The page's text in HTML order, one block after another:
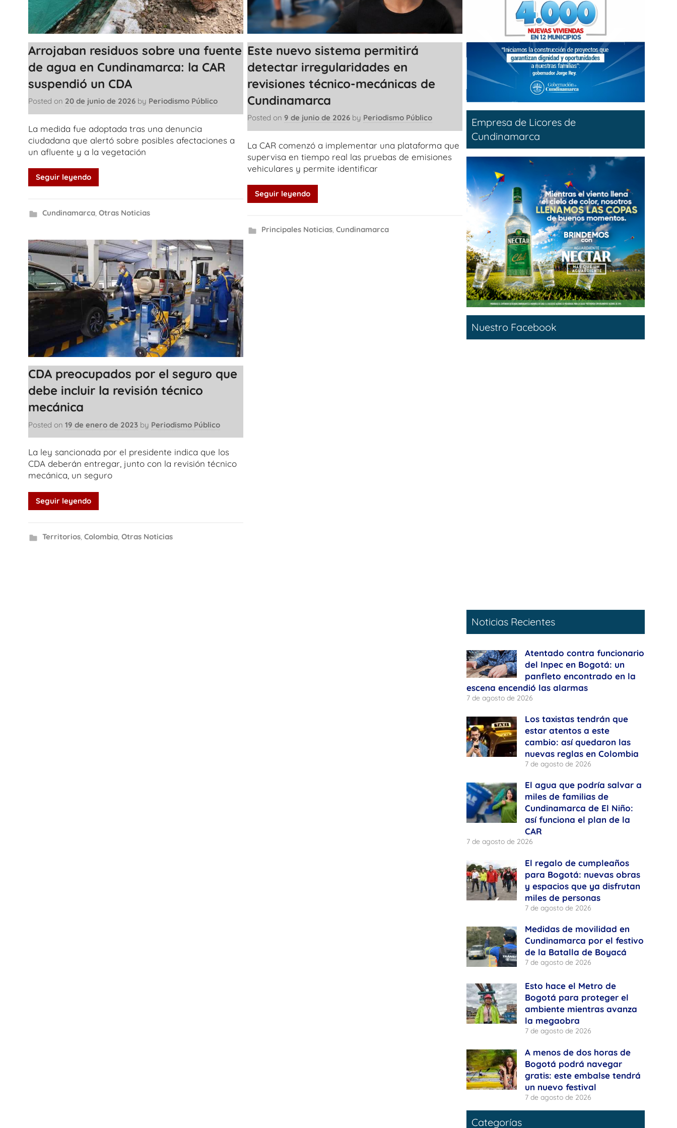
Arrojaban residuos sobre una fuente
de agua en Cundinamarca: la CAR
suspendió un CDA
Posted on 20 de junio de 2026 by Periodismo Público
La medida fue adoptada tras una denuncia
ciudadana que alertó sobre posibles afectaciones a
un afluente y a la vegetación
Seguir leyendo
Cundinamarca, Otras Noticias
Este nuevo sistema permitirá
detectar irregularidades en
revisiones técnico-mecánicas de
Cundinamarca
Posted on 9 de junio de 2026 by Periodismo Público
La CAR comenzó a implementar una plataforma que
supervisa en tiempo real las pruebas de emisiones
vehiculares y permite identificar
Seguir leyendo
Principales Noticias, Cundinamarca
CDA preocupados por el seguro que
debe incluir la revisión técnico
mecánica
Posted on 19 de enero de 2023 by Periodismo Público
La ley sancionada por el presidente indica que los
CDA deberán entregar, junto con la revisión técnico
mecánica, un seguro
Seguir leyendo
Territorios, Colombia, Otras Noticias
Empresa de Licores de
Cundinamarca
Nuestro Facebook
Noticias Recientes
Atentado contra funcionario
del Inpec en Bogotá: un
panfleto encontrado en la
escena encendió las alarmas
7 de agosto de 2026
Los taxistas tendrán que
estar atentos a este
cambio: así quedaron las
nuevas reglas en Colombia
7 de agosto de 2026
El agua que podría salvar a
miles de familias de
Cundinamarca de El Niño:
así funciona el plan de la
CAR
7 de agosto de 2026
El regalo de cumpleaños
para Bogotá: nuevas obras
y espacios que ya disfrutan
miles de personas
7 de agosto de 2026
Medidas de movilidad en
Cundinamarca por el festivo
de la Batalla de Boyacá
7 de agosto de 2026
Esto hace el Metro de
Bogotá para proteger el
ambiente mientras avanza
la megaobra
7 de agosto de 2026
A menos de dos horas de
Bogotá podrá navegar
gratis: este embalse tendrá
un nuevo festival
7 de agosto de 2026
Categorías